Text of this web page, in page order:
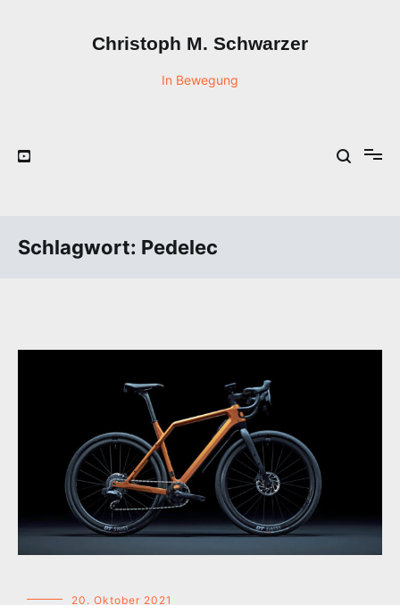
Christoph M. Schwarzer
In Bewegung
Schlagwort: Pedelec
20. Oktober 2021